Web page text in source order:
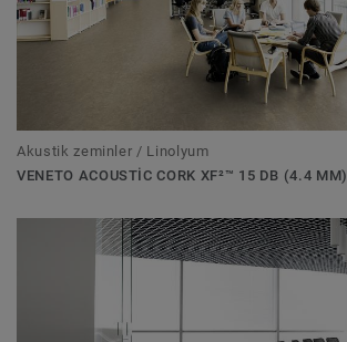
Akustik zeminler / Linolyum
VENETO ACOUSTIC CORK XF²™ 15 DB (4.4 MM)